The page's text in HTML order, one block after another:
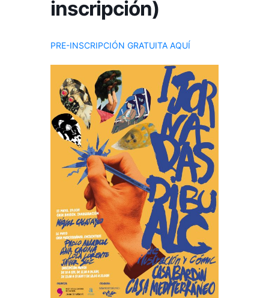
inscripción)
PRE-INSCRIPCIÓN GRATUITA AQUÍ